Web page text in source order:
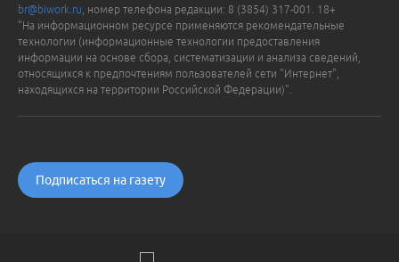
br@biwork.ru , номер телефона редакции: 8 (3854) 317-001. 18+
"На информационном ресурсе применяются рекомендательные
технологии (информационные технологии предоставления
информации на основе сбора, систематизации и анализа сведений,
относящихся к предпочтениям пользователей сети "Интернет",
находящихся на территории Российской Федерации)".
Подписаться на газету